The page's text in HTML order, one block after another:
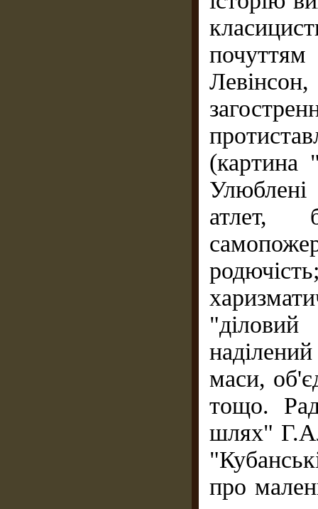
(картина
атлет,
"діловий
маси,
тощо.
шлях"
про